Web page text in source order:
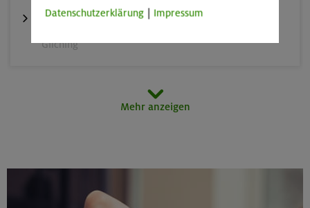
Aufbaukurs Klettern indoor (3 Termine)
Gilching
Mehr anzeigen
Datenschutzerklärung Impressum